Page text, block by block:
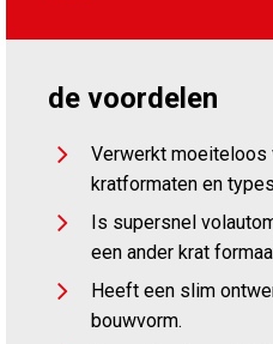
de voordelen
Verwerkt moeiteloos
kratformaten en
Is supersnel
een ander krat
Heeft een slim
bouwvorm.